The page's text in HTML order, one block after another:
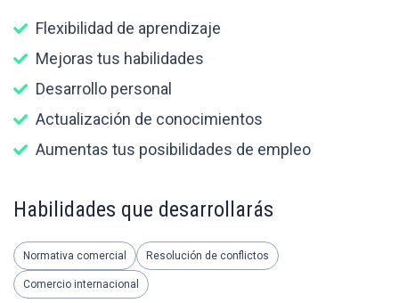
Flexibilidad de aprendizaje
Mejoras tus habilidades
Desarrollo personal
Actualización de conocimientos
Aumentas tus posibilidades de empleo
Habilidades que desarrollarás
Normativa comercial Resolución de conflictos
Comercio internacional